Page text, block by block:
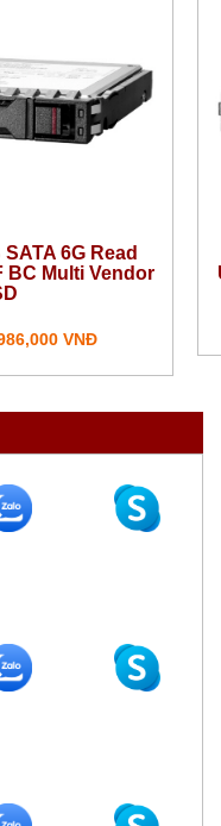
SATA 6G Read
BC Multi Vendor
VNĐ